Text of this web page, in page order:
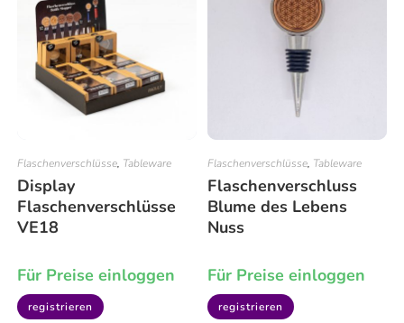
Flaschenverschlüsse, Tableware
Display
Flaschenverschlüsse
VE18
Für Preise einloggen
registrieren
Flaschenverschlüsse, Tableware
Flaschenverschluss
Blume des Lebens
Nuss
Für Preise einloggen
registrieren